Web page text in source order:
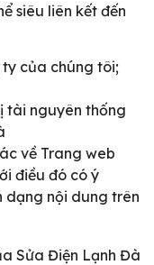
siêu liên kết đến
của chúng tôi;
tài nguyên thống
về Trang web
điều đó có ý
dạng nội dung trên
Sửa Điện Lạnh Đà